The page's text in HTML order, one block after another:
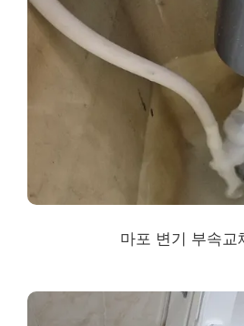
마포 변기 부속교